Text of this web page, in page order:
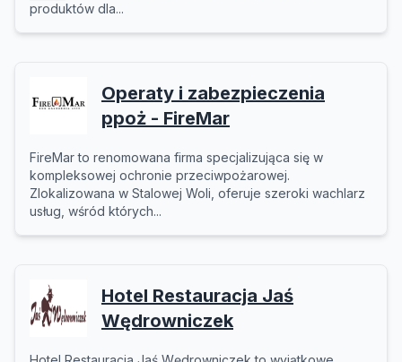
produktów dla...
Operaty i zabezpieczenia
ppoż - FireMar
FireMar to renomowana firma specjalizująca się w
kompleksowej ochronie przeciwpożarowej.
Zlokalizowana w Stalowej Woli, oferuje szeroki wachlarz
usług, wśród których...
Hotel Restauracja Jaś
Wędrowniczek